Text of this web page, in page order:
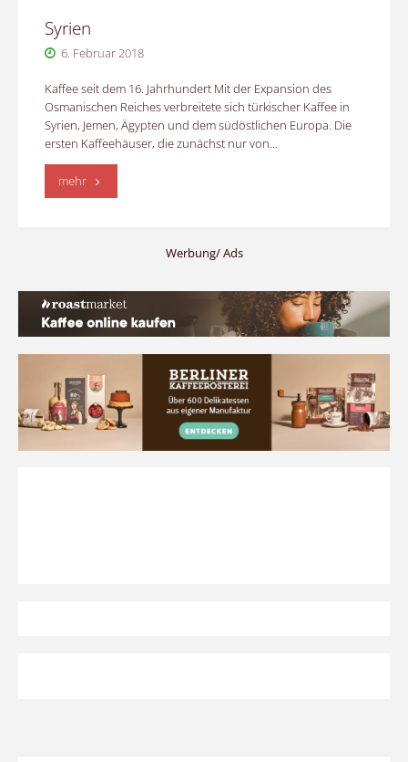
Syrien
6. Februar 2018
Kaffee seit dem 16. Jahrhundert Mit der Expansion des
Osmanischen Reiches verbreitete sich türkischer Kaffee in
Syrien, Jemen, Ägypten und dem südöstlichen Europa. Die
ersten Kaffeehäuser, die zunächst nur von…
mehr"Syrien"
Werbung/ Ads